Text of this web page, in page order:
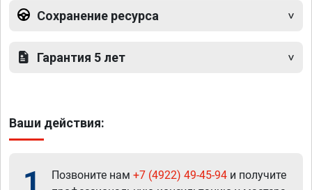
Сохранение ресурса
Гарантия 5 лет
Ваши действия:
1 Позвоните нам +7 (4922) 49-45-94 и получите